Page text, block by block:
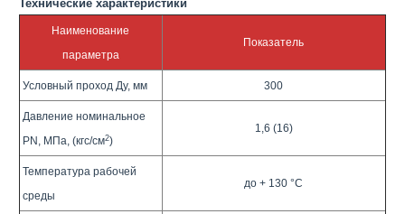
Технические характеристики
Наименование
параметра
Показатель
Условный проход Ду, мм 300
Давление номинальное
PN, МПа, (кгс/см2)
1,6 (16)
Температура рабочей
среды
до + 130 °C